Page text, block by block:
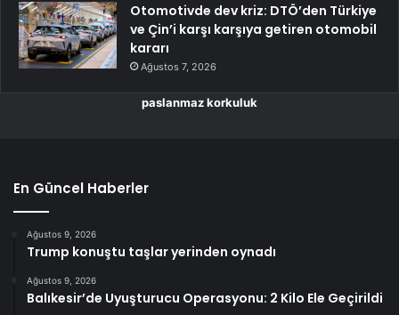
Otomotivde dev kriz: DTÖ’den Türkiye
ve Çin’i karşı karşıya getiren otomobil
kararı
Ağustos 7, 2026
paslanmaz korkuluk
En Güncel Haberler
Ağustos 9, 2026
Trump konuştu taşlar yerinden oynadı
Ağustos 9, 2026
Balıkesir’de Uyuşturucu Operasyonu: 2 Kilo Ele Geçirildi